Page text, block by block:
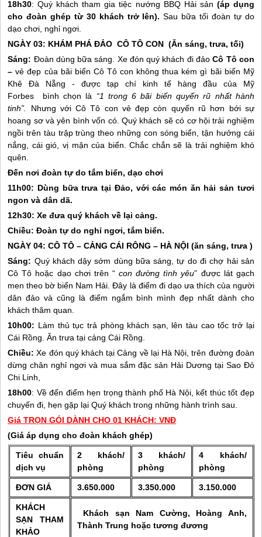
18h30: Quý khách tham gia tiệc nướng BBQ Hải sản (áp dụng
cho đoàn ghép từ 30 khách trở lên).Sau bữa tối đoàn tự do
dạo chơi, nghỉ ngơi.
NGÀY 03: KHÁM PHÁ ĐẢOCÔ TÔ CON (Ăn sáng, trưa, tối)
Sáng: Đoàn dùng bữa sáng. Xe đón quý khách đi đảo Cô Tô con
–vẻ đẹp của bãi biển Cô Tôcon không thua kém gì bãi biển Mỹ
Khê Đà Nẵng - được tạp chí kinh tế hàng đầu của Mỹ
Forbes
bình chọn là “1 trong 6 bãi biển quyến rũ nhất hành
tinh”.
Nhưng vớiCô Tô con vẻ đẹp còn quyến rũ hơn bới sự
hoang sơ và yên bình vốn có. Quý khách sẽ có cơ hội trải nghiệm
ngồi trên tàu trập trùng theo những con sóng biển, tận hưởng cái
nắng, cái gió, vị mặn của biển. Chắc chắn sẽ là trải nghiệm khó
quên.
Đến nơi đoàn tự do tắm biển, dạo chơi
11h00: Dùng bữa trưa tại Đảo, với các món ăn hải sản tươi
ngon và dân dã.
12h30:Xe đưa quý khách về lại cảng.
Chiều:Đoàn tự do nghỉ ngơi, tắm biển.
NGÀY 04:CÔ TÔ – CẢNG CÁI RÔNG – HÀ NỘI (ăn sáng, trưa )
Sáng: Quý khách dậy sớm dùng bữa sáng, tự do đi chợ hải sản
Cô Tô hoặc dạo chơi trên “con đường tình yêu” được lát gạch
men theo bờ biển Nam Hải. Đây là điểm đi dạo ưa thích của người
dân đảo và cũng là điểm ngắm bình mình đẹp nhất dành cho
khách thăm quan.
10h00: Làm thủ tục trả phòng khách sạn, lên tàu cao tốc trở lại
Cái Rồng. Ăn trưa tại cảng Cái Rồng.
Chiều:Xe đón quý khách tại Cảng về lại Hà Nội, trên đường đoàn
dừng chân nghỉ ngơi và mua sắm đặc sản Hải Dương tại Sao Đỏ
Chi Linh,
18h00: Về đến điểm hẹn trọng thành phố Hà Nội, kết thúc tốt đẹp
chuyến đi, hẹn gặp lại Quý khách trong những hành trình sau.
Giá TRỌN GÓI DÀNH CHO 01 KHÁCH: VNĐ
(Giá áp dụng cho đoàn khách ghép)
Tiêu chuẩn
dịch vụ
2 khách/
phòng
3 khách/
phòng
4 khách/
phòng
ĐƠN GIÁ 3.650.000 3.350.000 3.150.000
KHÁCH
SẠN THAM
KHẢO
Khách sạn Nam Cường, Hoàng Anh,
Thành Trung hoặc tương đương